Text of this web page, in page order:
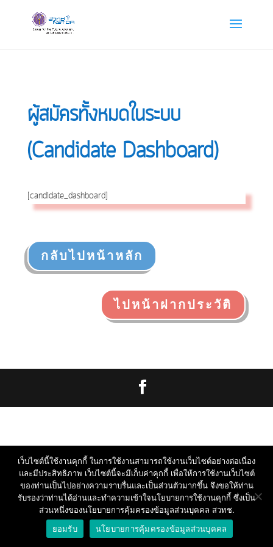
ผู้สมัครทั้งหมดในระบบ
(Candidate Dashboard)
[candidate_dashboard]
กลับไปหน้าหลัก
ไปหน้าฝากประวัติ
เว็บไซต์นี้ใช้งานคุกกี้ ในการใช้งานสามารถใช้งานเว็บไซต์อย่างต่อเนื่อง
และมีประสิทธิภาพ เว็บไซต์นี้จะมีเก็บค่าคุกกี้ เพื่อให้การใช้งานเว็บไซต์
ของท่านเป็นไปอย่างความราบรื่นและเป็นส่วนตัวมากขึ้น จึงขอให้ท่าน
รับรองว่าท่านได้อ่านและทำความเข้าใจนโยบายการใช้งานคุกกี้ ซึ่งเป็น
ส่วนหนึ่งของนโยบายการคุ้มครองข้อมูลส่วนบุคคล สวทช.
ยอมรับ
นโยบายการคุ้มครองข้อมูลส่วนบุคคล